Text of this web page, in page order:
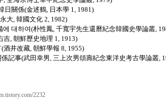
日關係(金述鶴, 日本學 1, 1981)
大, 韓國文化 2, 1982)
대하여(朴性鳳, 千寬宇先生還曆紀念韓國史學論叢,
, 朝鮮歷史地理 1, 1913)
井改藏, 朝鮮學報 8, 1955)
記事(武田幸男, 三上次男頌壽紀念東洋史考古學論叢,
2232